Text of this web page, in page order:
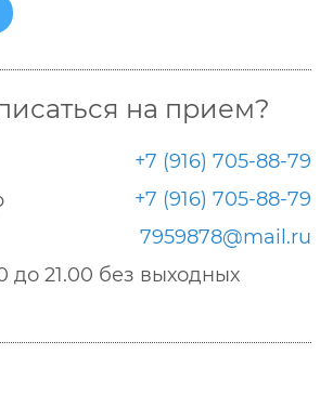
на прием?
+7 (916) 705-88-79
+7 (916) 705-88-79
7959878@mail.ru
до 21.00 без выходных